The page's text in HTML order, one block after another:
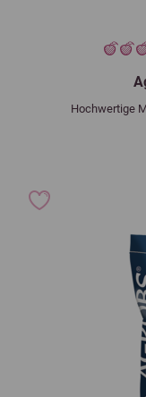
Hochwertige